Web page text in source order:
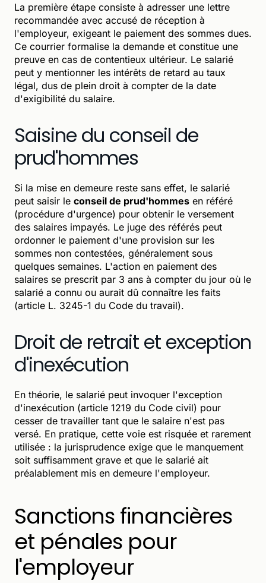
La première étape consiste à adresser une lettre
recommandée avec accusé de réception à
l'employeur, exigeant le paiement des sommes dues.
Ce courrier formalise la demande et constitue une
preuve en cas de contentieux ultérieur. Le salarié
peut y mentionner les intérêts de retard au taux
légal, dus de plein droit à compter de la date
d'exigibilité du salaire.
Saisine du conseil de
prud'hommes
Si la mise en demeure reste sans effet, le salarié
peut saisir le conseil de prud'hommes en référé
(procédure d'urgence) pour obtenir le versement
des salaires impayés. Le juge des référés peut
ordonner le paiement d'une provision sur les
sommes non contestées, généralement sous
quelques semaines. L'action en paiement des
salaires se prescrit par 3 ans à compter du jour où le
salarié a connu ou aurait dû connaître les faits
(article L. 3245-1 du Code du travail).
Droit de retrait et exception
d'inexécution
En théorie, le salarié peut invoquer l'exception
d'inexécution (article 1219 du Code civil) pour
cesser de travailler tant que le salaire n'est pas
versé. En pratique, cette voie est risquée et rarement
utilisée : la jurisprudence exige que le manquement
soit suffisamment grave et que le salarié ait
préalablement mis en demeure l'employeur.
Sanctions financières
et pénales pour
l'employeur